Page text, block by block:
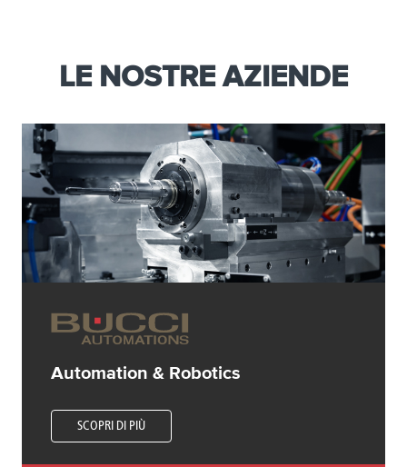
LE NOSTRE AZIENDE
Automation & Robotics
SCOPRI DI PIÙ